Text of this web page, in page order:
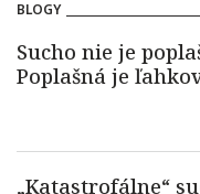
BLOGY